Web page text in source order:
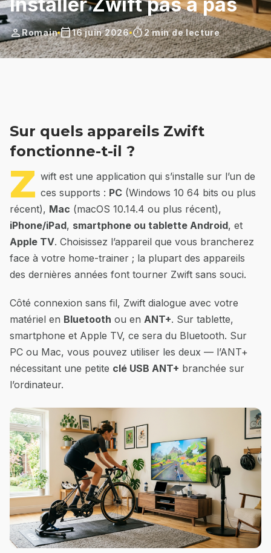
personRomain calendar_today16 juin 2026 timer2 min de lecture
Sur quels appareils Zwift
fonctionne-t-il ?
Z wift est une application qui s’installe sur l’un de
ces supports : PC (Windows 10 64 bits ou plus
récent), Mac (macOS 10.14.4 ou plus récent),
iPhone/iPad, smartphone ou tablette Android, et
Apple TV. Choisissez l’appareil que vous brancherez
face à votre home-trainer ; la plupart des appareils
des dernières années font tourner Zwift sans souci.
Côté connexion sans fil, Zwift dialogue avec votre
matériel en Bluetooth ou en ANT+. Sur tablette,
smartphone et Apple TV, ce sera du Bluetooth. Sur
PC ou Mac, vous pouvez utiliser les deux — l’ANT+
nécessitant une petite clé USB ANT+ branchée sur
l’ordinateur.